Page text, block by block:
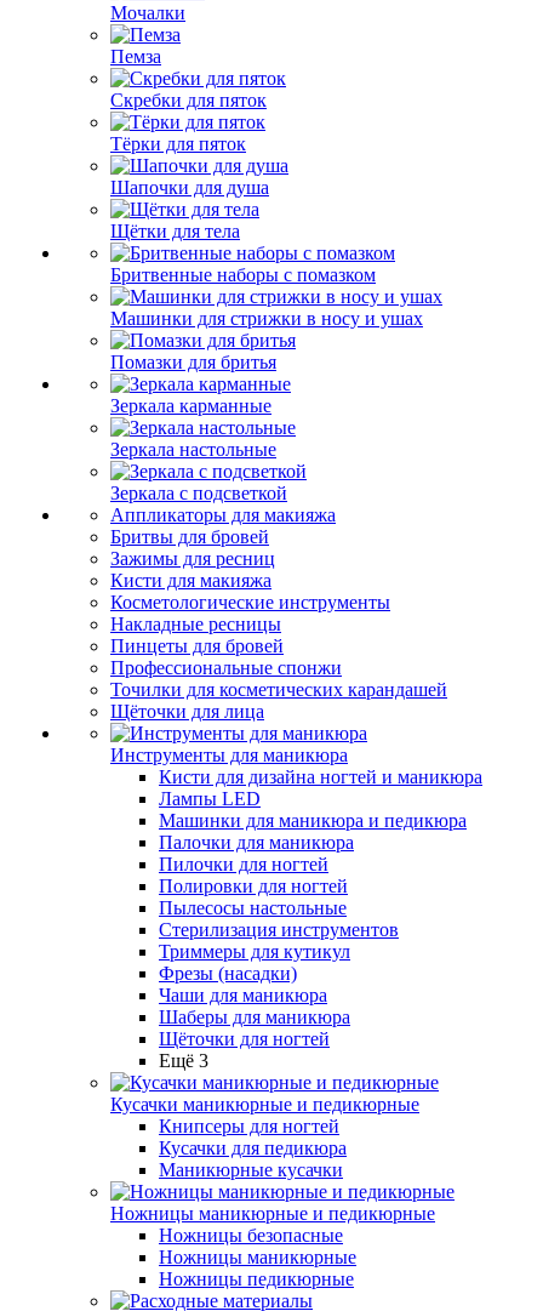
Мочалки
Пемза
Скребки для пяток
Тёрки для пяток
Шапочки для душа
Щётки для тела
Бритвенные наборы с помазком
Машинки для стрижки в носу и ушах
Помазки для бритья
Зеркала карманные
Зеркала настольные
Зеркала с подсветкой
Аппликаторы для макияжа
Бритвы для бровей
Зажимы для ресниц
Кисти для макияжа
Косметологические инструменты
Накладные ресницы
Пинцеты для бровей
Профессиональные спонжи
Точилки для косметических карандашей
Щёточки для лица
Инструменты для маникюра
Кисти для дизайна ногтей и маникюра
Лампы LED
Машинки для маникюра и педикюра
Палочки для маникюра
Пилочки для ногтей
Полировки для ногтей
Пылесосы настольные
Стерилизация инструментов
Триммеры для кутикул
Фрезы (насадки)
Чаши для маникюра
Шаберы для маникюра
Щёточки для ногтей
Ещё 3
Кусачки маникюрные и педикюрные
Книпсеры для ногтей
Кусачки для педикюра
Маникюрные кусачки
Ножницы маникюрные и педикюрные
Ножницы безопасные
Ножницы маникюрные
Ножницы педикюрные